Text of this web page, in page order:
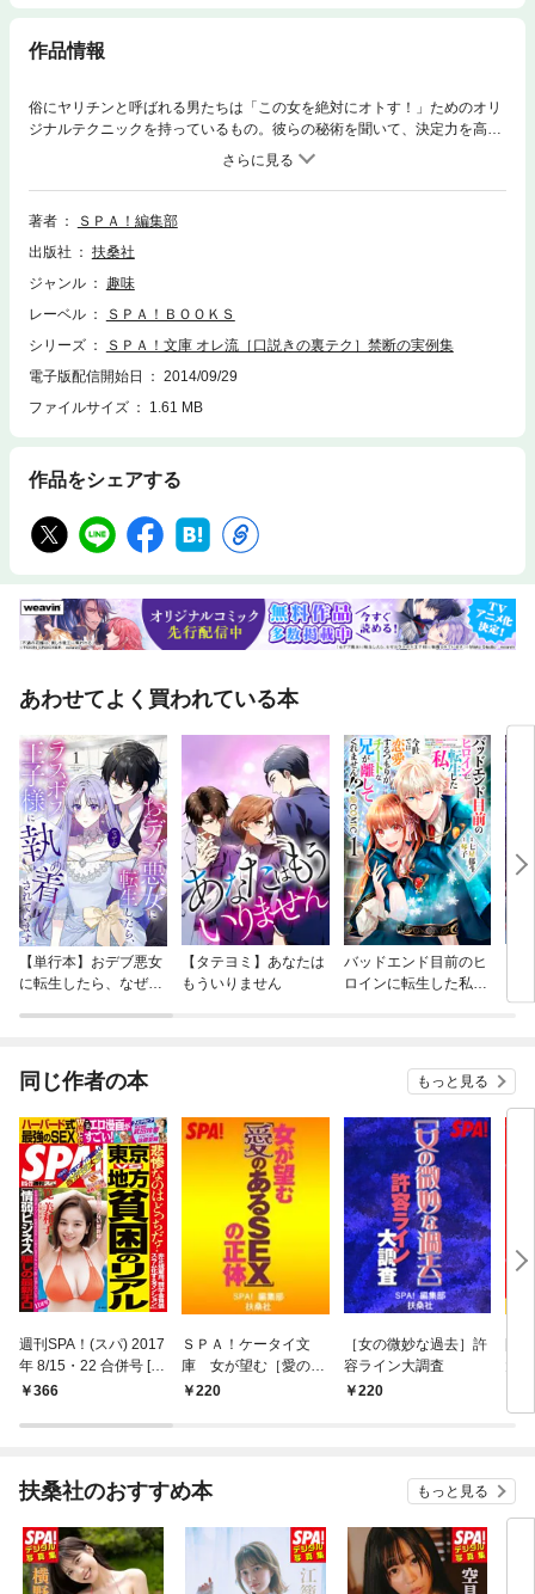
作品情報
俗にヤリチンと呼ばれる男たちは「この女を絶対にオトす！」ためのオリ
ジナルテクニックを持っているもの。彼らの秘術を聞いて、決定力を高め
著者
ＳＰＡ！編集部
出版社
扶桑社
ジャンル
趣味
レーベル
ＳＰＡ！ＢＯＯＫＳ
シリーズ
ＳＰＡ！文庫 オレ流［口説きの裏テク］禁断の実例集
電子版配信開始日
2014/09/29
ファイルサイズ
1.61 MB
作品をシェアする
あわせてよく買われている本
【単行本】おデブ悪女
に転生したら、なぜか
【タテヨミ】あなたは
もういりません
バッドエンド目前のヒ
ロインに転生した私、
同じ作者の本 もっと見る
週刊SPA！(スパ) 2017
年 8/15・22 合併号 [雑
誌]366
ＳＰＡ！ケータイ文
庫 女が望む［愛のあ
るＳＥＸ］の正体
220
［女の微妙な過去］許
容ライン大調査
220
扶桑社のおすすめ本 もっと見る